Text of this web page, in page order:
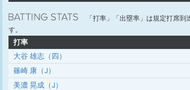
「打率」「出塁率」は規定打席到
す。
打率
大谷 雄志（四）
篠崎 康（J）
美濃 晃成（J）